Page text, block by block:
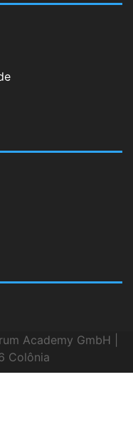
Academy GmbH |
Colônia